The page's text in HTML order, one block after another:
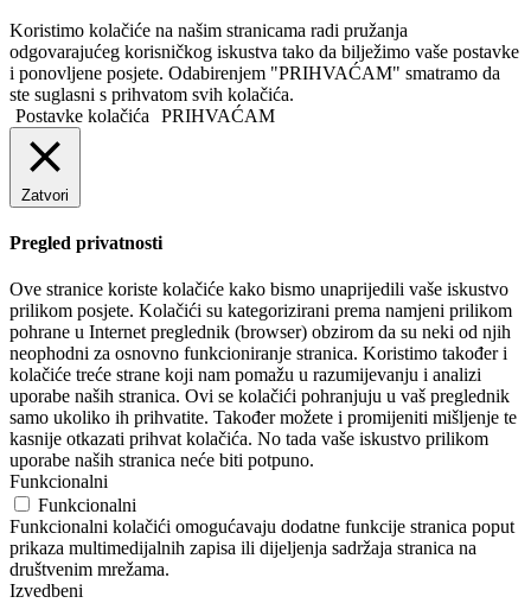
Koristimo kolačiće na našim stranicama radi pružanja
odgovarajućeg korisničkog iskustva tako da bilježimo vaše postavke
i ponovljene posjete. Odabirenjem "PRIHVAĆAM" smatramo da
ste suglasni s prihvatom svih kolačića.
Postavke kolačića
PRIHVAĆAM
Zatvori
Pregled privatnosti
Ove stranice koriste kolačiće kako bismo unaprijedili vaše iskustvo
prilikom posjete. Kolačići su kategorizirani prema namjeni prilikom
pohrane u Internet preglednik (browser) obzirom da su neki od njih
neophodni za osnovno funkcioniranje stranica. Koristimo također i
kolačiće treće strane koji nam pomažu u razumijevanju i analizi
uporabe naših stranica. Ovi se kolačići pohranjuju u vaš preglednik
samo ukoliko ih prihvatite. Također možete i promijeniti mišljenje te
kasnije otkazati prihvat kolačića. No tada vaše iskustvo prilikom
uporabe naših stranica neće biti potpuno.
Funkcionalni
Funkcionalni
Funkcionalni kolačići omogućavaju dodatne funkcije stranica poput
prikaza multimedijalnih zapisa ili dijeljenja sadržaja stranica na
društvenim mrežama.
Izvedbeni